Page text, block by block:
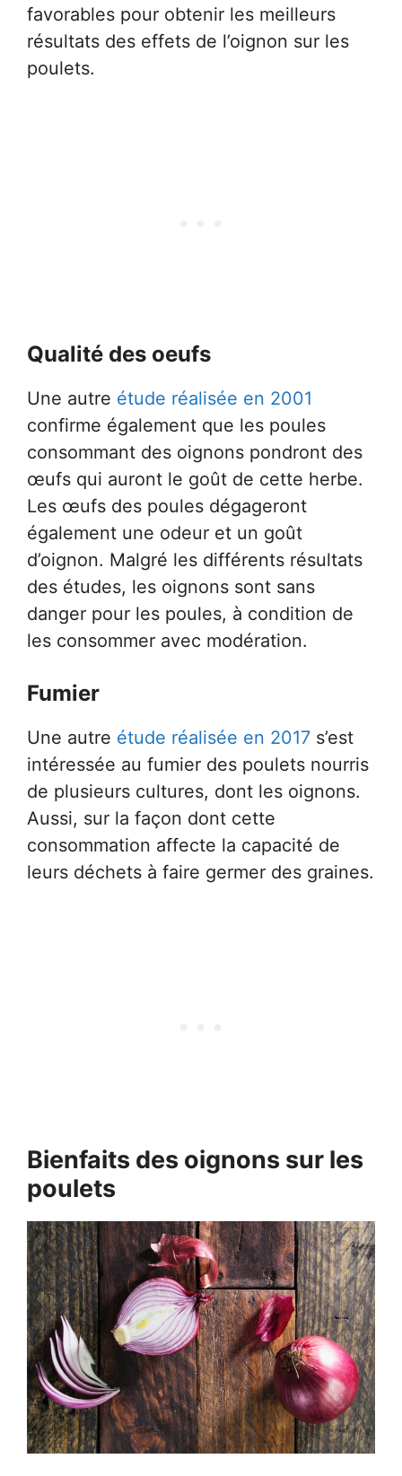
favorables pour obtenir les meilleurs
résultats des effets de l’oignon sur les
poulets.
Qualité des oeufs
Une autre étude réalisée en 2001
confirme également que les poules
consommant des oignons pondront des
œufs qui auront le goût de cette herbe.
Les œufs des poules dégageront
également une odeur et un goût
d’oignon. Malgré les différents résultats
des études, les oignons sont sans
danger pour les poules, à condition de
les consommer avec modération.
Fumier
Une autre étude réalisée en 2017 s’est
intéressée au fumier des poulets nourris
de plusieurs cultures, dont les oignons.
Aussi, sur la façon dont cette
consommation affecte la capacité de
leurs déchets à faire germer des graines.
Bienfaits des oignons sur les
poulets